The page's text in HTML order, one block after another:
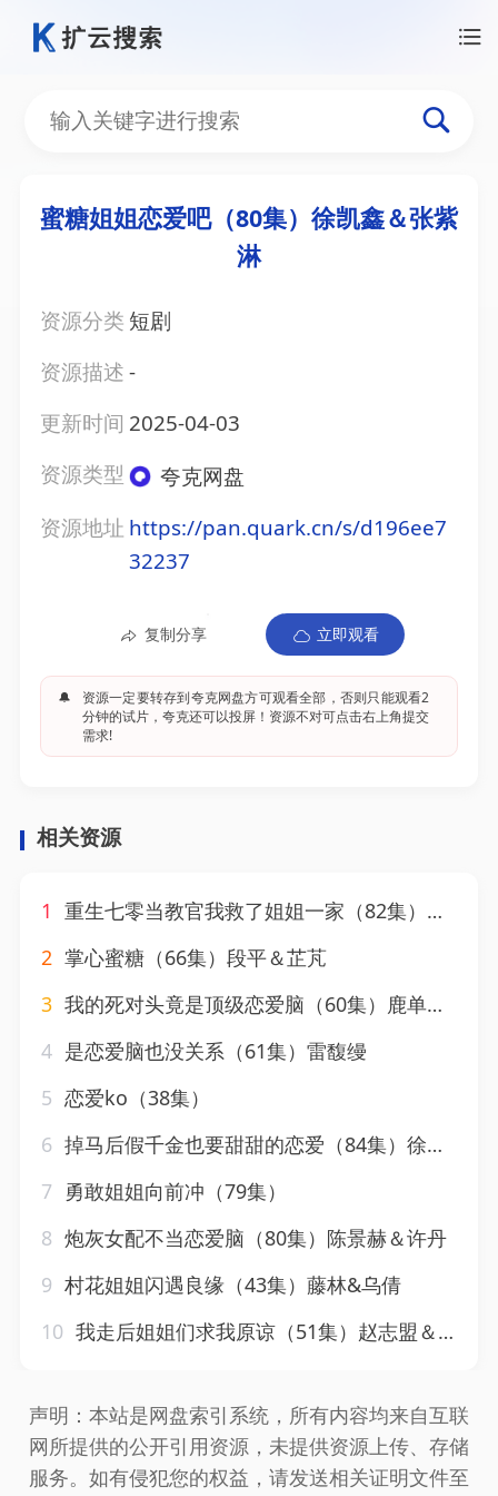
蜜糖姐姐恋爱吧（80集）徐凯鑫＆张紫
淋
资源分类 短剧
资源描述-
更新时间 2025-04-03
资源类型
夸克网盘
资源地址 https://pan.quark.cn/s/d196ee7
32237
复制分享 立即观看
🔔
资源一定要转存到夸克网盘方可观看全部，否则只能观看2
分钟的试片，夸克还可以投屏！资源不对可点击右上角提交
需求!
相关资源
1 重生七零当教官我救了姐姐一家（82集）贾凯文＆屈婉琼
2 掌心蜜糖（66集）段平＆芷芃
3 我的死对头竟是顶级恋爱脑（60集）鹿单东＆黄云云
4 是恋爱脑也没关系（61集）雷馥缦
5 恋爱ko（38集）
6 掉马后假千金也要甜甜的恋爱（84集）徐江帅＆王阡惠
7 勇敢姐姐向前冲（79集）
8 炮灰女配不当恋爱脑（80集）陈景赫＆许丹
9 村花姐姐闪遇良缘（43集）藤林&乌倩
10 我走后姐姐们求我原谅（51集）赵志盟＆伍月
声明：本站是网盘索引系统，所有内容均来自互联
网所提供的公开引用资源，未提供资源上传、存储
服务。如有侵犯您的权益，请发送相关证明文件至